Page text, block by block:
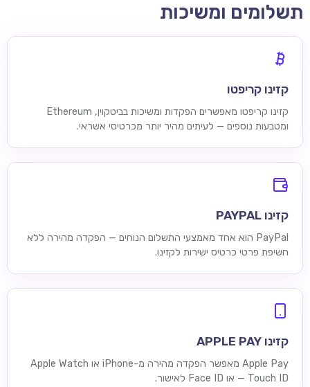
תשלומים ומשיכות
קזינו קריפטו
קזינו קריפטו מאפשרים הפקדות ומשיכות בביטקוין, Ethereum
ומטבעות נוספים — לעיתים מהיר יותר מכרטיסי אשראי.
קזינו PAYPAL
PayPal הוא אחד מאמצעי התשלום הנוחים — הפקדה מהירה ללא
חשיפת פרטי כרטיס ישירות לקזינו.
קזינו APPLE PAY
Apple Pay מאפשר הפקדה מהירה מ-iPhone או Apple Watch
— Touch ID או Face ID לאישור.